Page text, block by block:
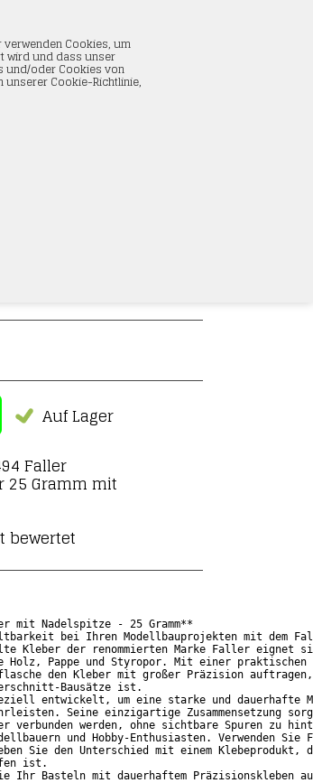
Cookies, um
wird und dass unser
und/oder Cookies von
unserer Cookie-Richtlinie,
0 Artikel im Warenkorb
Insgesamt:
Korb anzeigen
Auf Lager
Faller
25 Gramm mit
bewertet
mit Nadelspitze - 25 Gramm**
bei Ihren Modellbauprojekten mit dem
Kleber der renommierten Marke Faller
Holz, Pappe und Styropor. Mit einer
den Kleber mit großer Präzision
Bausätze ist.
entwickelt, um eine starke und dauerhafte
Seine einzigartige Zusammensetzung
werden, ohne sichtbare Spuren zu
und Hobby-Enthusiasten. Verwenden
Sie den Unterschied mit einem
ist.
Ihr Basteln mit dauerhaftem Präzisionskleben